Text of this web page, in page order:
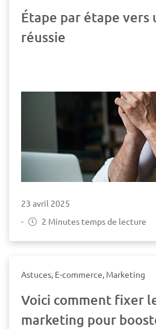
Étape par étape vers
réussie
23 avril 2025
-
2 Minutes temps de lecture
Astuces, E-commerce, Marketing
Voici comment fixer
marketing pour